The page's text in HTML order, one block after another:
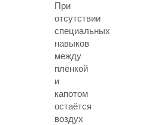
При
отсутствии
специальных
навыков
между
плёнкой
и
капотом
остаётся
воздух